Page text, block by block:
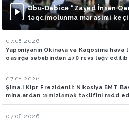
Əbu-Dabidə “Zayed İnsan
təqdimolunma mərasimi
07.08.2026
Yaponiyanın Okinava və Kaqosima hava
qasırğa səbəbindən 470 reys ləğv edilib
07.08.2026
Şimali Kipr Prezidenti: Nikosiya BMT
minalardan təmizləmək təklifini rədd
07.08.2026